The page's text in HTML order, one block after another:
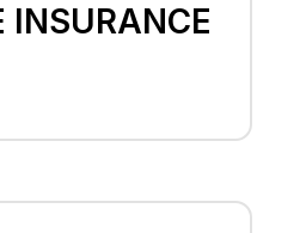
INSURANCE